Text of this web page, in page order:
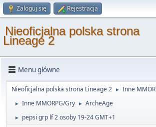
Zaloguj się Rejestracja
Nieoficjalna polska strona
Lineage 2
Menu główne
Nieoficjalna polska strona Lineage 2 ► Inne
► Inne MMORPG/Gry ► ArcheAge
► pepsi grp lf 2 osoby 19-24 GMT+1